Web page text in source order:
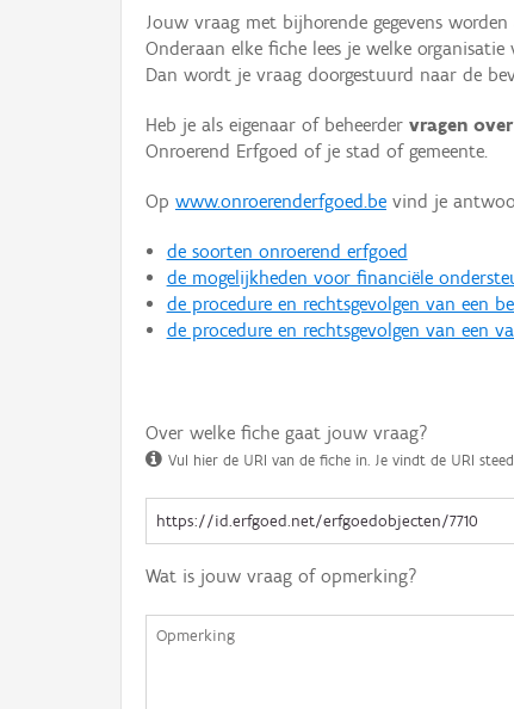
Jouw vraag met bijhorende gegevens
Onderaan elke fiche lees je welke
Dan wordt je vraag doorgestuurd naar de
Heb je als eigenaar of beheerder vragen
Onroerend Erfgoed of je stad of gemeente.
Op www.onroerenderfgoed.be vind je
de soorten onroerend erfgoed
de mogelijkheden voor financiële
de procedure en rechtsgevolgen van een
de procedure en rechtsgevolgen van een
Over welke fiche gaat jouw vraag?
Vul hier de URI van de fiche in. Je vindt de URI
Wat is jouw vraag of opmerking?